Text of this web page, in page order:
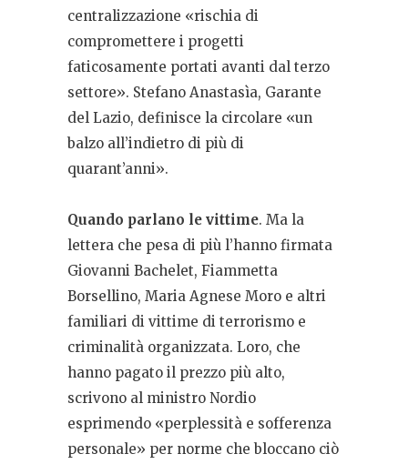
centralizzazione «rischia di
compromettere i progetti
faticosamente portati avanti dal terzo
settore». Stefano Anastasìa, Garante
del Lazio, definisce la circolare «un
balzo all’indietro di più di
quarant’anni».
Quando parlano le vittime. Ma la
lettera che pesa di più l’hanno firmata
Giovanni Bachelet, Fiammetta
Borsellino, Maria Agnese Moro e altri
familiari di vittime di terrorismo e
criminalità organizzata. Loro, che
hanno pagato il prezzo più alto,
scrivono al ministro Nordio
esprimendo «perplessità e sofferenza
personale» per norme che bloccano ciò